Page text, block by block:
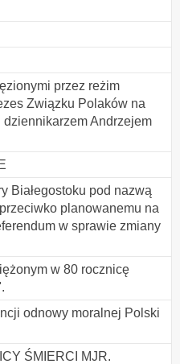
przez reżim
Związku Polaków na
dziennikarzem Andrzejem
Białegostoku pod nazwą
planowanemu na
w sprawie zmiany
w 80 rocznicę
odnowy moralnej Polski
ŚMIERCI MJR.